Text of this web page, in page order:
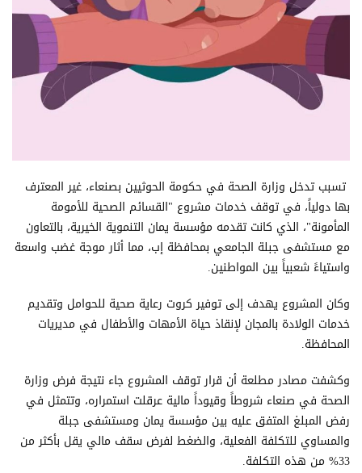
تسبب تدخل وزارة الصحة في حكومة الحوثيين بصنعاء، غير المعترف
بها دولياً، في توقف خدمات مشروع "القسائم الصحية للأمومة
المأمونة"، الذي كانت تقدمه مؤسسة يمان التنموية الخيرية، بالتعاون
مع مستشفى جبلة الجامعي بمحافظة إب، مما أثار موجة غضب واسعة
واستياءً شعبياً بين المواطنين.
وكان المشروع يهدف إلى توفير كروت رعاية صحية للحوامل وتقديم
خدمات الولادة بالمجان لإنقاذ حياة الأمهات والأطفال في مديريات
المحافظة.
وكشفت مصادر مطلعة أن قرار توقف المشروع جاء نتيجة فرض وزارة
الصحة في صنعاء شروطاً وقيوداً مالية عرقلت استمراره، وتتمثل في
رفض المبلغ المتفق عليه بين مؤسسة يمان ومستشفى جبلة
والمساوي للتكلفة الفعلية، والضغط لفرض سقف مالي يقل بأكثر من
33% من هذه التكلفة.